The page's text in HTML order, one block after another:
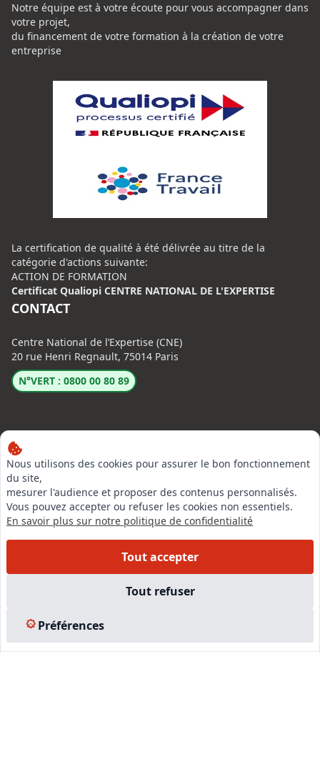
Nous utilisons des cookies pour assurer le bon fonctionnement
du site,
mesurer l'audience et proposer des contenus personnalisés.
Vous pouvez accepter ou refuser les cookies non essentiels.
En savoir plus sur notre politique de confidentialité
Tout accepter
Tout refuser
Préférences
Notre équipe est à votre écoute pour vous accompagner dans
votre projet,
du financement de votre formation à la création de votre
entreprise
La certification de qualité à été délivrée au titre de la
catégorie d'actions suivante:
ACTION DE FORMATION
Certificat Qualiopi CENTRE NATIONAL DE L'EXPERTISE
CONTACT
Centre National de l’Expertise (CNE)
20 rue Henri Regnault, 75014 Paris
N°VERT : 0800 00 80 89
LinkedIn
Instagram
Facebook
EN SAVOIR PLUS
Formations
Nous rejoindre